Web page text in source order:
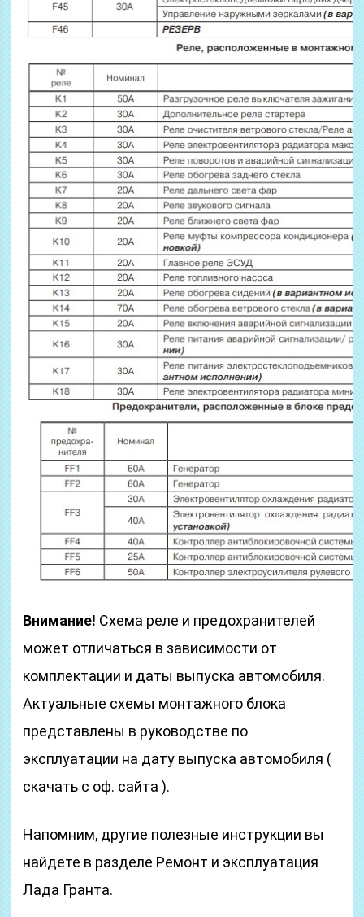
Внимание! Схема реле и предохранителей
может отличаться в зависимости от
комплектации и даты выпуска автомобиля.
Актуальные схемы монтажного блока
представлены в руководстве по
эксплуатации на дату выпуска автомобиля (
скачать с оф. сайта ).
Напомним, другие полезные инструкции вы
найдете в разделе Ремонт и эксплуатация
Лада Гранта.